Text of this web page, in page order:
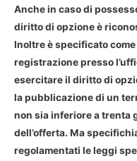
Anche in caso di
diritto di opzioneè
Inoltre è specificato
registrazione presso
esercitare il diritto di
la pubblicazione di un
non sia inferiore a trenta
dell’offerta. Ma
regolamentati le leggi